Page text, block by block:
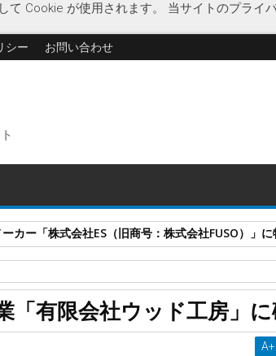
て Cookie が使用されます。 当サイトのプライ
シー お問い合わせ
カー「株式会社ES（旧商号：株式会社FUSO）」
経済 注文住宅 破産開始決定 函館市
北海道
産開始決定
「有限会社ウッド工房」
A+